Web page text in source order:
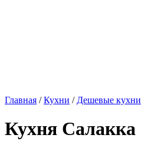
Главная /Кухни / Дешевые кухни
Кухня Салакка